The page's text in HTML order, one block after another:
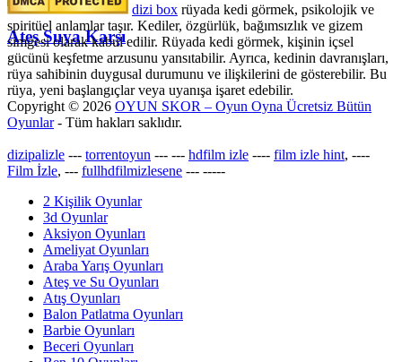
Ateş Suya Karşı
dizi box rüyada kedi görmek​, psikolojik ve
spiritüel anlamlar taşır. Kediler, özgürlük, bağımsızlık ve gizem
simgesi olarak kabul edilir. Rüyada kedi görmek, kişinin içsel
gücünü keşfetme arzusunu yansıtabilir. Ayrıca, kedinin davranışları,
rüya sahibinin duygusal durumunu ve ilişkilerini de gösterebilir. Bu
rüya, yeni başlangıçlar veya uyanışa işaret edebilir.
Copyright © 2026 OYUN SKOR – Oyun Oyna Ücretsiz Bütün
Oyunlar- Tüm hakları saklıdır.
dizipalizle --- torrentoyun --- --- hdfilm izle ---- film izle hint, ----
Film İzle, --- fullhdfilmizlesene --- -----
2 Kişilik Oyunlar
3d Oyunlar
Aksiyon Oyunları
Ameliyat Oyunları
Araba Yarış Oyunları
Ateş ve Su Oyunları
Atış Oyunları
Balon Patlatma Oyunları
Barbie Oyunları
Beceri Oyunları